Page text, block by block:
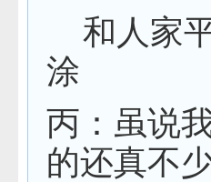
和人家
涂
丙：虽说
的还真不